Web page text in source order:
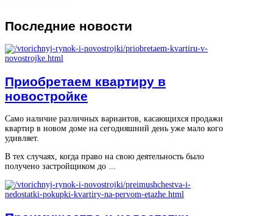
Последние новости
Приобретаем квартиру в
новостройке
Само наличие различных вариантов, касающихся продажи
квартир в новом доме на сегодняшний день уже мало кого
удивляет.
В тех случаях, когда право на свою деятельность было
получено застройщиком до ...